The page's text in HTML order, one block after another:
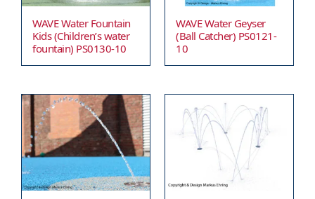
WAVE Water Fountain
Kids (Children’s water
fountain) PS0130-10
WAVE Water Geyser
(Ball Catcher) PS0121-
10